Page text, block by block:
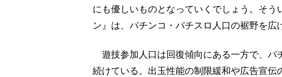
にも優しいものとなっていくでしょう。そう
ン』は、パチンコ・パチスロ人口の裾野を広
遊技参加人口は回復傾向にある一方で、パ
続けている。出玉性能の制限緩和や広告宣伝